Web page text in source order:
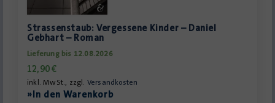
Strassenstaub: Vergessene Kinder – Daniel
Gebhart – Roman
Lieferung bis 12.08.2026
12,90€
inkl. MwSt., zzgl. Versandkosten
»In den Warenkorb